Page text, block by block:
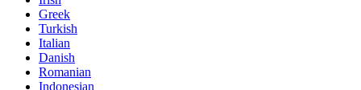
Greek
Turkish
Italian
Danish
Romanian
Indonesian